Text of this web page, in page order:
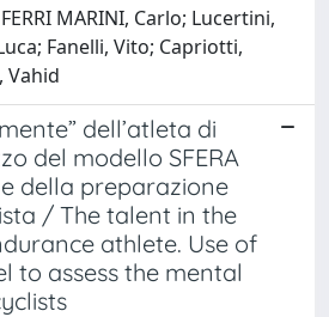
MARINI, Carlo; Lucertini,
Fanelli, Vito; Capriotti,
Vahid
dell’atleta di
del modello SFERA
della preparazione
/ The talent in the
athlete. Use of
to assess the mental